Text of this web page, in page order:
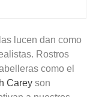
lucen dan como
Rostros
como el
Carey son